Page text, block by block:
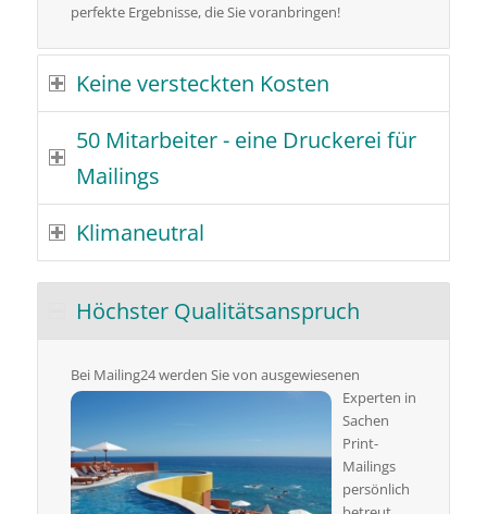
perfekte Ergebnisse, die Sie voranbringen!
Keine versteckten Kosten
50 Mitarbeiter - eine Druckerei für
Mailings
Klimaneutral
Höchster Qualitätsanspruch
Bei Mailing24werden Sie von ausgewiesenen
Experten in
Sachen
Print-
Mailings
persönlich